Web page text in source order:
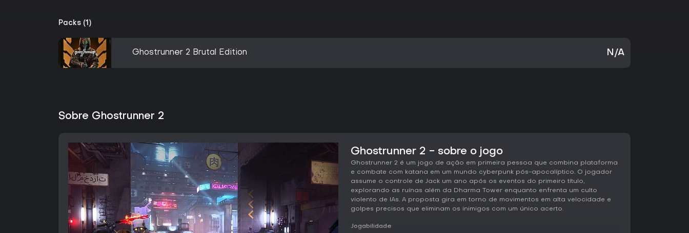
Packs (1)
Ghostrunner 2 Brutal Edition N/A
Sobre Ghostrunner 2
Ghostrunner 2 - sobre o jogo
Ghostrunner 2 é um jogo de ação em primeira pessoa que combina plataforma
e combate com katana em um mundo cyberpunk pós-apocalíptico. O jogador
assume o controle de Jack um ano após os eventos do primeiro título,
explorando as ruínas além da Dharma Tower enquanto enfrenta um culto
violento de IAs. A proposta gira em torno de movimentos em alta velocidade e
golpes precisos que eliminam os inimigos com um único acerto.
Jogabilidade